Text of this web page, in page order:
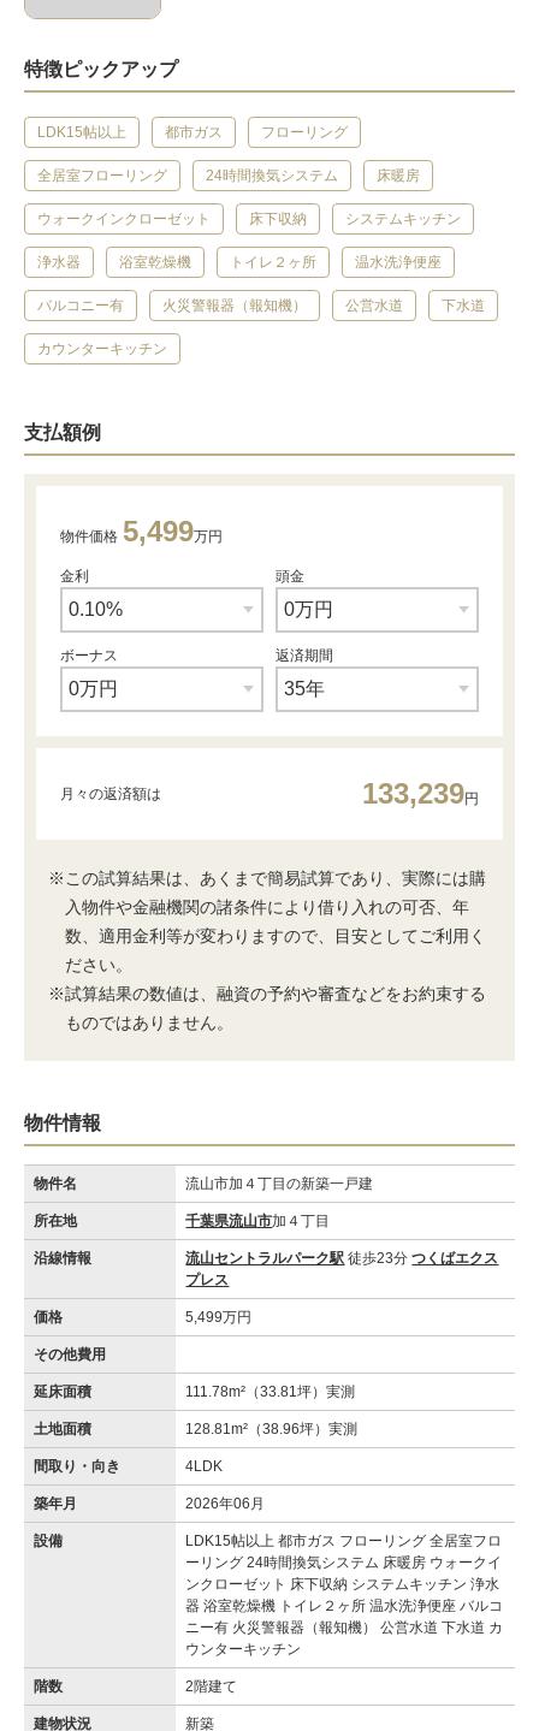
特徴ピックアップ
LDK15帖以上 都市ガス フローリング
全居室フローリング 24時間換気システム 床暖房
ウォークインクローゼット 床下収納 システムキッチン
浄水器 浴室乾燥機 トイレ２ヶ所 温水洗浄便座
バルコニー有 火災警報器（報知機） 公営水道 下水道
カウンターキッチン
支払額例
物件価格 5,499万円
金利 頭金
ボーナス 返済期間
月々の返済額は 133,239円
※この試算結果は、あくまで簡易試算であり、実際には購
入物件や金融機関の諸条件により借り入れの可否、年
数、適用金利等が変わりますので、目安としてご利用く
ださい。
※試算結果の数値は、融資の予約や審査などをお約束する
ものではありません。
物件情報
物件名 流山市加４丁目の新築一戸建
所在地 千葉県流山市加４丁目
沿線情報 流山セントラルパーク駅 徒歩23分つくばエクス
プレス
価格 5,499万円
その他費用
延床面積 111.78m²（33.81坪）実測
土地面積 128.81m²（38.96坪）実測
間取り・向き 4LDK
築年月 2026年06月
設備
LDK15帖以上 都市ガス フローリング 全居室フロ
ーリング 24時間換気システム 床暖房 ウォークイ
ンクローゼット 床下収納 システムキッチン 浄水
器 浴室乾燥機 トイレ２ヶ所 温水洗浄便座 バルコ
ニー有 火災警報器（報知機） 公営水道 下水道 カ
ウンターキッチン
階数 2階建て
建物状況 新築